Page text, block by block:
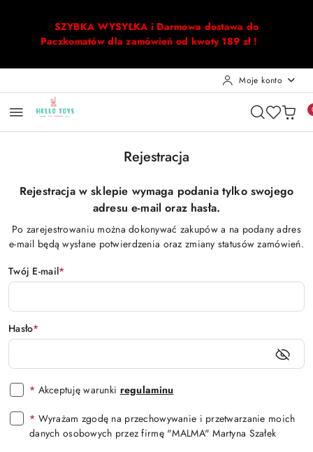
SZYBKA WYSYŁKA i Darmowa dostawa do
Paczkomatów dla zamówień od kwoty 189 zł !
Moje konto
Rejestracja
Rejestracja w sklepie wymaga podania tylko swojego
adresu e-mail oraz hasła.
Po zarejestrowaniu można dokonywać zakupów a na podany adres
e-mail będą wysłane potwierdzenia oraz zmiany statusów zamówień.
Twój E-mail*
Hasło*
* Akceptuję warunki regulaminu
* Wyrażam zgodę na przechowywanie i przetwarzanie moich
danych osobowych przez firmę "MALMA" Martyna Szałek